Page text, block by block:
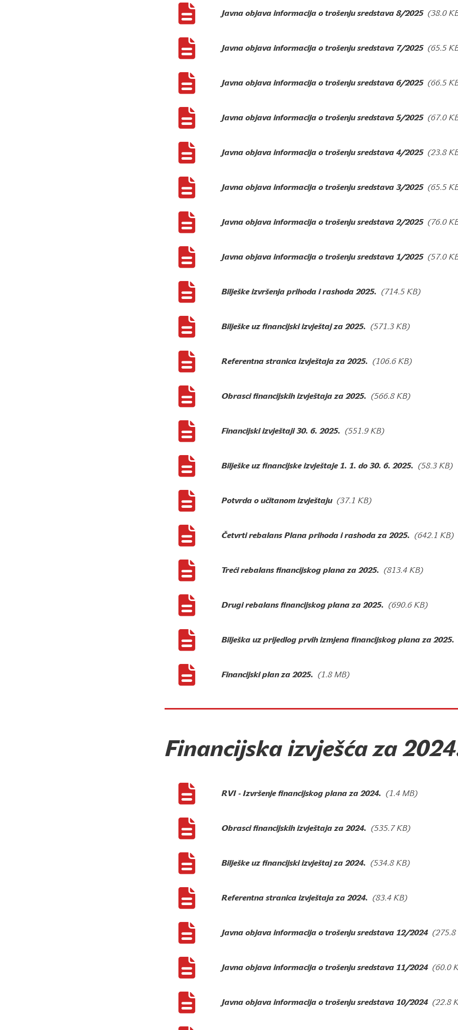
Javna objava informacija o trošenju sredstava 8/2025 (38.0
Javna objava informacija o trošenju sredstava 7/2025 (65.5
Javna objava informacija o trošenju sredstava 6/2025 (66.5
Javna objava informacija o trošenju sredstava 5/2025 (67.0
Javna objava informacija o trošenju sredstava 4/2025 (23.8
Javna objava informacija o trošenju sredstava 3/2025 (65.5
Javna objava informacija o trošenju sredstava 2/2025 (76.0
Javna objava informacija o trošenju sredstava 1/2025 (57.0
Bilješke izvršenja prihoda i rashoda 2025. (714.5 KB)
Bilješke uz financijski izvještaj za 2025. (571.3 KB)
Referentna stranica izvještaja za 2025. (106.6 KB)
Obrasci financijskih izvještaja za 2025. (566.8 KB)
Financijski izvještaji 30. 6. 2025. (551.9 KB)
Bilješke uz financijske izvještaje 1. 1. do 30. 6. 2025. (58.3 KB)
Potvrda o učitanom izvještaju (37.1 KB)
Četvrti rebalans Plana prihoda i rashoda za 2025. (642.1 KB)
Treći rebalans financijskog plana za 2025. (813.4 KB)
Drugi rebalans financijskog plana za 2025. (690.6 KB)
Bilješka uz prijedlog prvih izmjena financijskog plana za 2025.
Financijski plan za 2025. (1.8 MB)
Financijska izvješća za
RVI - Izvršenje financijskog plana za 2024. (1.4 MB)
Obrasci financijskih izvještaja za 2024. (535.7 KB)
Bilješke uz financijski izvještaj za 2024. (534.8 KB)
Referentna stranica izvještaja za 2024. (83.4 KB)
Javna objava informacija o trošenju sredstava 12/2024 (275.8
Javna objava informacija o trošenju sredstava 11/2024 (60.0
Javna objava informacija o trošenju sredstava 10/2024 (22.8